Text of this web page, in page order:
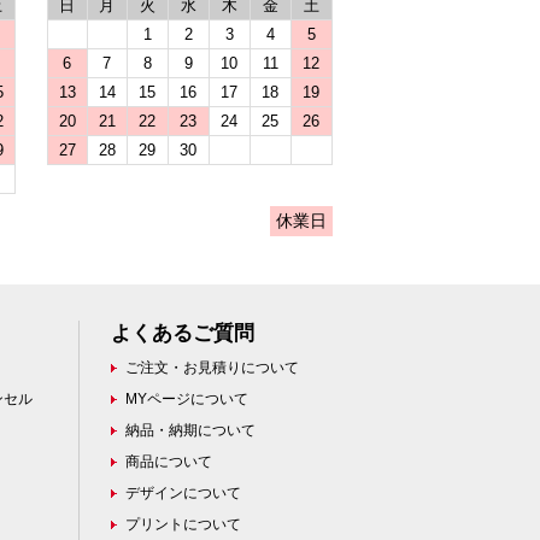
日
月 火 水 木 金
土
1
2 3 4
5
6
7 8 9 10 11
12
13
14 15 16 17 18
19
20
21 22 23 24 25
26
27
28 29 30
休業日
セル
よくあるご質問
ご注文・お見積りについて
MYページについて
納品・納期について
商品について
デザインについて
プリントについて